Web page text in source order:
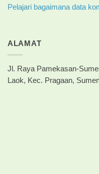
Pelajari bagaimana data
ALAMAT
Jl. Raya Pamekasan-
Laok, Kec. Pragaan,